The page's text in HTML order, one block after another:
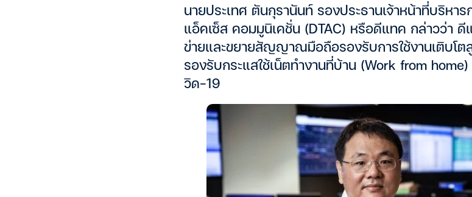
นายประเทศ ตันกุรานันท์ รองประธานเจ้าหน้าที่บริหาร
แอ็คเซ็ส คอมมูนิเคชั่น (DTAC) หรือดีแทค กล่าวว่า
ข่ายและขยายสัญญาณมือถือรองรับการใช้งานเติบโต
รองรับกระแสใช้เน็ตทำงานที่บ้าน (Work from
วิด-19